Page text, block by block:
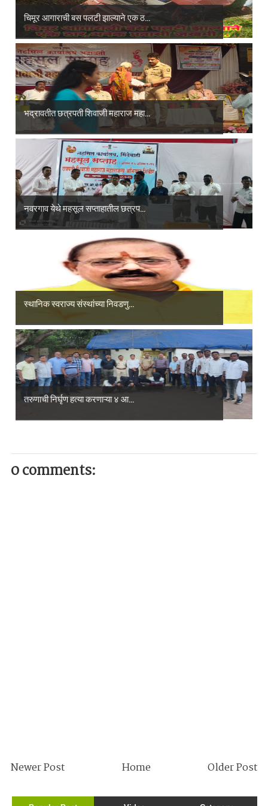
चिमूर आगाराची बस पलटी झाल्याने एक ठ...
भद्रावतीत छत्रपती शिवाजी महाराज महा...
नवरगाव येथे महसूल सप्ताहातील छत्रप...
स्थानिक स्वराज्य संस्थांच्या निवडणु...
तरुणाची निर्घृण हत्या करणाऱ्या ४ आ...
0 comments:
Newer Post Older Post
Home